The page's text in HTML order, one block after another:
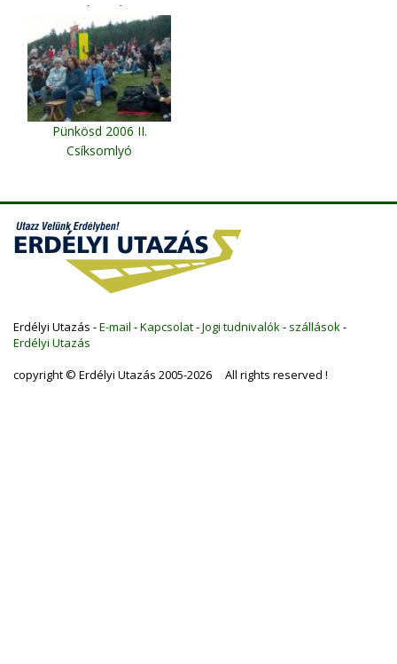
Kolozsvár
Pünkösd 2006 II.
Csíksomlyó
Erdélyi Utazás -E-mail -Kapcsolat-Jogi tudnivalók- szállások-
Erdélyi Utazás
copyright © Erdélyi Utazás 2005-2026 All rights reserved !